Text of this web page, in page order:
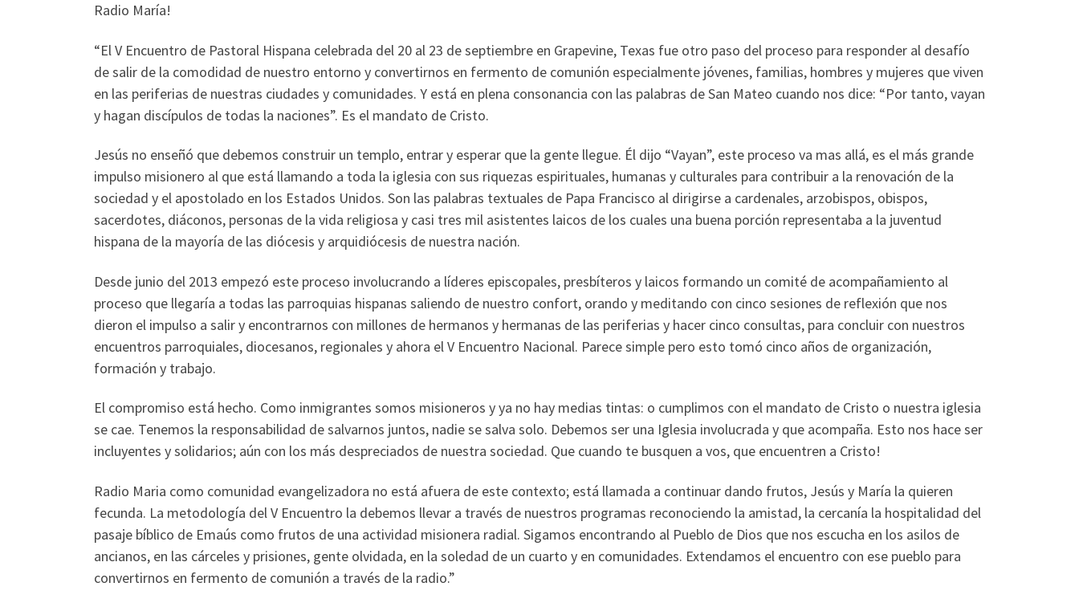
Radio María!
“El V Encuentro de Pastoral Hispana celebrada del 20 al 23 de septiembre en Grapevine, Texas fue otro paso del proceso para responder al desafío
de salir de la comodidad de nuestro entorno y convertirnos en fermento de comunión especialmente jóvenes, familias, hombres y mujeres que viven
en las periferias de nuestras ciudades y comunidades. Y está en plena consonancia con las palabras de San Mateo cuando nos dice: “Por tanto, vayan
y hagan discípulos de todas la naciones”. Es el mandato de Cristo.
Jesús no enseñó que debemos construir un templo, entrar y esperar que la gente llegue. Él dijo “Vayan”, este proceso va mas allá, es el más grande
impulso misionero al que está llamando a toda la iglesia con sus riquezas espirituales, humanas y culturales para contribuir a la renovación de la
sociedad y el apostolado en los Estados Unidos. Son las palabras textuales de Papa Francisco al dirigirse a cardenales, arzobispos, obispos,
sacerdotes, diáconos, personas de la vida religiosa y casi tres mil asistentes laicos de los cuales una buena porción representaba a la juventud
hispana de la mayoría de las diócesis y arquidiócesis de nuestra nación.
Desde junio del 2013 empezó este proceso involucrando a líderes episcopales, presbíteros y laicos formando un comité de acompañamiento al
proceso que llegaría a todas las parroquias hispanas saliendo de nuestro confort, orando y meditando con cinco sesiones de reflexión que nos
dieron el impulso a salir y encontrarnos con millones de hermanos y hermanas de las periferias y hacer cinco consultas, para concluir con nuestros
encuentros parroquiales, diocesanos, regionales y ahora el V Encuentro Nacional. Parece simple pero esto tomó cinco años de organización,
formación y trabajo.
El compromiso está hecho. Como inmigrantes somos misioneros y ya no hay medias tintas: o cumplimos con el mandato de Cristo o nuestra iglesia
se cae. Tenemos la responsabilidad de salvarnos juntos, nadie se salva solo. Debemos ser una Iglesia involucrada y que acompaña. Esto nos hace ser
incluyentes y solidarios; aún con los más despreciados de nuestra sociedad. Que cuando te busquen a vos, que encuentren a Cristo!
Radio Maria como comunidad evangelizadora no está afuera de este contexto; está llamada a continuar dando frutos, Jesús y María la quieren
fecunda. La metodología del V Encuentro la debemos llevar a través de nuestros programas reconociendo la amistad, la cercanía la hospitalidad del
pasaje bíblico de Emaús como frutos de una actividad misionera radial. Sigamos encontrando al Pueblo de Dios que nos escucha en los asilos de
ancianos, en las cárceles y prisiones, gente olvidada, en la soledad de un cuarto y en comunidades. Extendamos el encuentro con ese pueblo para
convertirnos en fermento de comunión a través de la radio.”